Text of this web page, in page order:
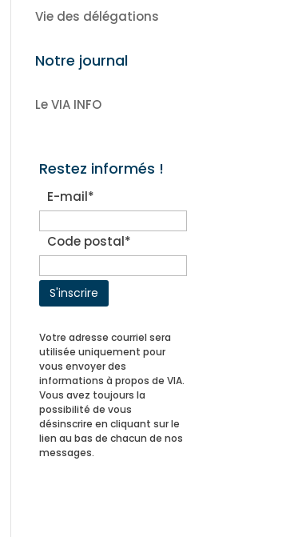
Vie des délégations
Notre journal
Le VIA INFO
Restez informés !
E-mail*
Code postal*
Votre adresse courriel sera
utilisée uniquement pour
vous envoyer des
informations à propos de VIA.
Vous avez toujours la
possibilité de vous
désinscrire en cliquant sur le
lien au bas de chacun de nos
messages.